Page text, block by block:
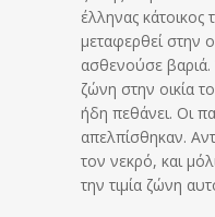
έλληνας κάτοικος
μεταφερθεί στην
ασθενούσε
ζώνη στην οικία
ήδη πεθάνει. Οι
απελπίσθηκαν.
τον νεκρό, και
την τιμία ζώνη